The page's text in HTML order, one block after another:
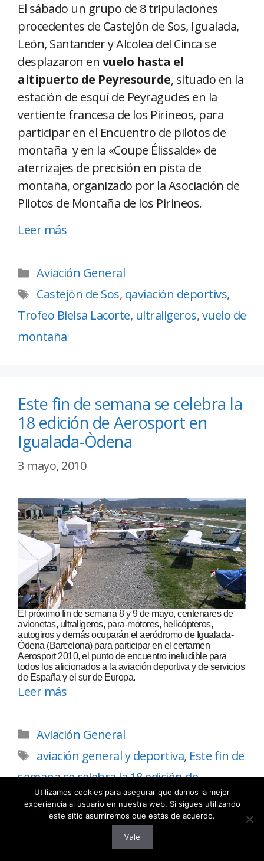
El sábado un grupo de 8 tripulaciones
procedentes de Castejón de Sos, Igualada,
León, Santander y Alcolea del Cinca se
desplazaron en vuelo hasta el
altipuerto de Peyresourde, situado en la
estación de esquí de Peyragudes en la
vertiente francesa de los Pirineos, para
participar en el Encuentro de pilotos de
montaña y en la «Coupe Élissalde» de
aterrizajes de precisión en pista de
montaña, organizado por la Asociación de
Pilotos de Montaña de los Pirineos.
Leer más
Aviación General
Castejón de Sos, qaviación deportivs,
Trofeo Bielsa Lacorte, ultraligeros,vuelo de
montaña
Este fin de semana se celebra la
18 edición de Aerosport en
Igualada-Òdena
3 mayo, 2010
El próximo fin de semana 8 y 9 de mayo, centenares de
avionetas, ultraligeros, para-motores, helicópteros,
autogiros y demás ocuparán el aeródromo de Igualada-
Òdena (Barcelona) para participar en el certamen
Aerosport 2010, el punto de encuentro ineludible para
todos los aficionados a la aviación deportiva y de servicios
de España y el sur de Europa.
Leer más
Aviación General
aviación general y deportiva, Este fin de
semana se celebra la 18 edición de
Aerosport en Igualada-Òdena,ultraligeros
Utilizamos cookies para asegurar que damos la mejor
experiencia al usuario en nuestra web. Si sigues utilizando
este sitio asumiremos que estás de acuerdo.
Vale